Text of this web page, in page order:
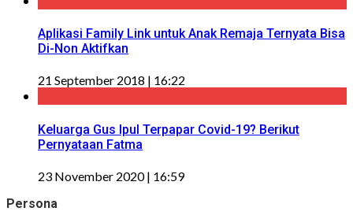
Aplikasi Family Link untuk Anak Remaja Ternyata Bisa
Di-Non Aktifkan
21 September 2018 | 16:22
Keluarga Gus Ipul Terpapar Covid-19? Berikut
Pernyataan Fatma
23 November 2020 | 16:59
Persona